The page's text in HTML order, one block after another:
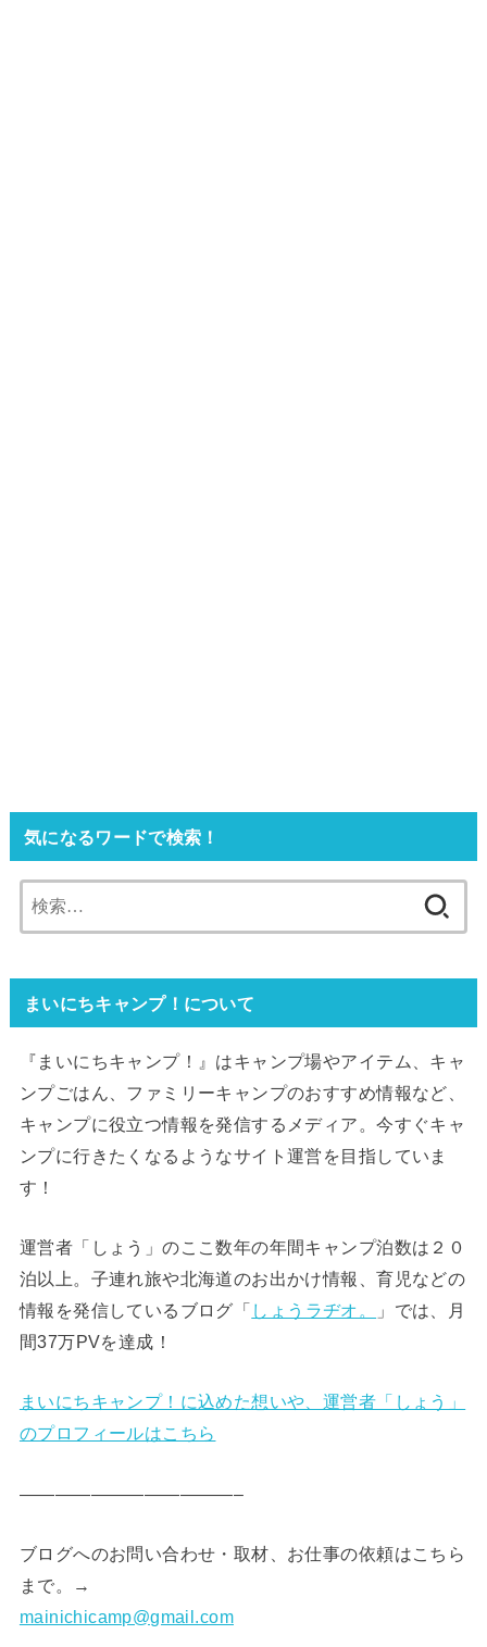
気になるワードで検索！
索:
まいにちキャンプ！について
『まいにちキャンプ！』はキャンプ場やアイテム、キャ
ンプごはん、ファミリーキャンプのおすすめ情報など、
キャンプに役立つ情報を発信するメディア。今すぐキャ
ンプに行きたくなるようなサイト運営を目指していま
す！
運営者「しょう」のここ数年の年間キャンプ泊数は２０
泊以上。子連れ旅や北海道のお出かけ情報、育児などの
情報を発信しているブログ「 しょうラヂオ。
」では、月
間37万PVを達成！
まいにちキャンプ！に込めた想いや、運営者「しょう」
のプロフィールはこちら
————————————–
ブログへのお問い合わせ・取材、お仕事の依頼はこちら
まで。→
mainichicamp@gmail.com